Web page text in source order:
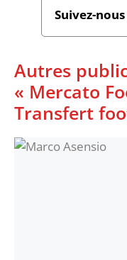
Suivez-
Autres
« Mercato
Transfert